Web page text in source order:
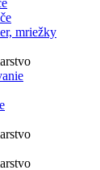
mriežky